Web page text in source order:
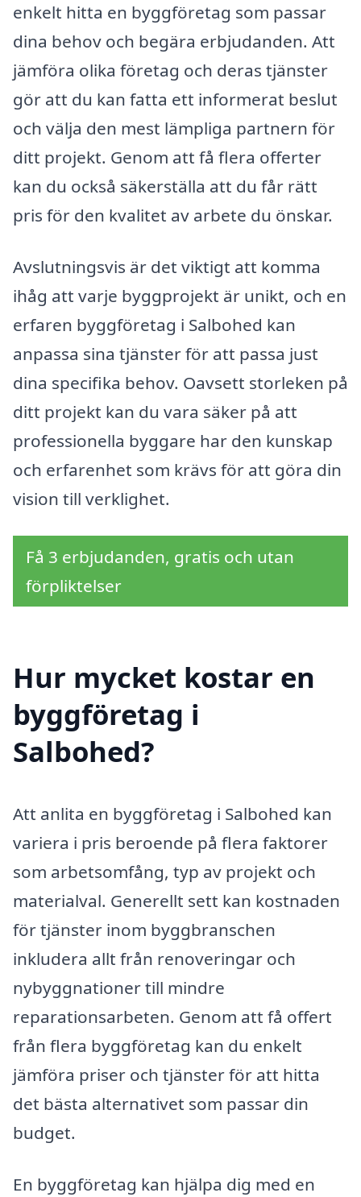
enkelt hitta en byggföretag som passar
dina behov och begära erbjudanden. Att
jämföra olika företag och deras tjänster
gör att du kan fatta ett informerat beslut
och välja den mest lämpliga partnern för
ditt projekt. Genom att få flera offerter
kan du också säkerställa att du får rätt
pris för den kvalitet av arbete du önskar.
Avslutningsvis är det viktigt att komma
ihåg att varje byggprojekt är unikt, och en
erfaren byggföretag i Salbohed kan
anpassa sina tjänster för att passa just
dina specifika behov. Oavsett storleken på
ditt projekt kan du vara säker på att
professionella byggare har den kunskap
och erfarenhet som krävs för att göra din
vision till verklighet.
Få 3 erbjudanden, gratis och utan
förpliktelser
Hur mycket kostar en
byggföretag i
Salbohed?
Att anlita en byggföretag i Salbohed kan
variera i pris beroende på flera faktorer
som arbetsomfång, typ av projekt och
materialval. Generellt sett kan kostnaden
för tjänster inom byggbranschen
inkludera allt från renoveringar och
nybyggnationer till mindre
reparationsarbeten. Genom att få offert
från flera byggföretag kan du enkelt
jämföra priser och tjänster för att hitta
det bästa alternativet som passar din
budget.
En byggföretag kan hjälpa dig med en